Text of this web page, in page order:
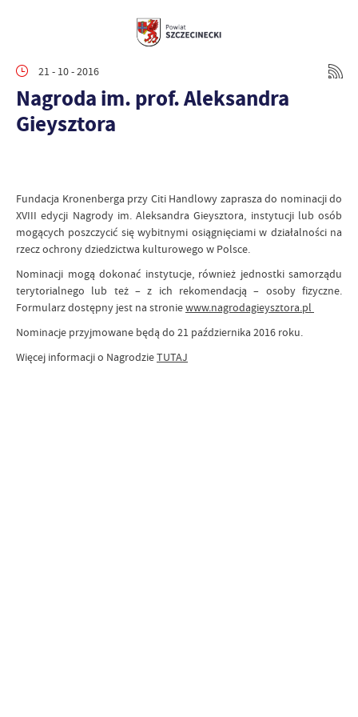
21 - 10 - 2016
Nagroda im. prof. Aleksandra
Gieysztora
Fundacja Kronenberga przy Citi Handlowy zaprasza do nominacji do
XVIII edycji Nagrody im. Aleksandra Gieysztora, instytucji lub osób
mogących poszczycić się wybitnymi osiągnięciami w działalności na
rzecz ochrony dziedzictwa kulturowego w Polsce.
Nominacji mogą dokonać instytucje, również jednostki samorządu
terytorialnego lub też – z ich rekomendacją – osoby fizyczne.
Formularz dostępny jest na stroniewww.nagrodagieysztora.pl
Nominacje przyjmowane będą do 21 października 2016 roku.
Więcej informacji o NagrodzieTUTAJ